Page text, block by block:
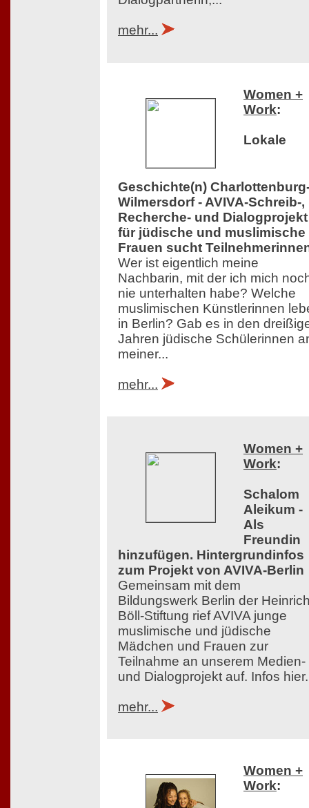
mehr...
Women +
Work:
Lokale
Geschichte(n)
Wilmersdorf - AVIVA-Schreib-,
Recherche- und Dialogprojekt
für jüdische und muslimische
Frauen sucht
Wer ist eigentlich meine
Nachbarin, mit der ich mich
nie unterhalten habe? Welche
muslimischen Künstlerinnen
in Berlin? Gab es in den
Jahren jüdische Schülerinnen
meiner...
mehr...
Women +
Work:
Schalom
Aleikum -
Als
Freundin
hinzufügen. Hintergrundinfos
zum Projekt von AVIVA-Berlin
Gemeinsam mit dem
Bildungswerk Berlin der
Böll-Stiftung rief AVIVA junge
muslimische und jüdische
Mädchen und Frauen zur
Teilnahme an unserem Medien-
und Dialogprojekt auf. Infos
mehr...
Women +
Work: